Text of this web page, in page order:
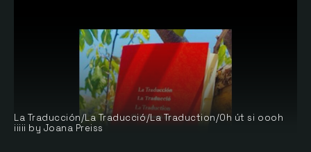
La Traducción/La Traducció/La Traduction/Oh út si oooh
iiiii by Joana Preiss